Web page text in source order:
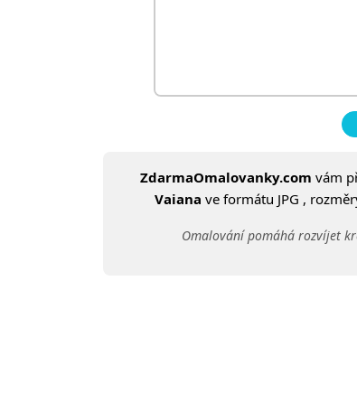
ZdarmaOmalovanky.com vám
Vaiana ve formátu JPG ,
Omalování pomáhá rozvíjet